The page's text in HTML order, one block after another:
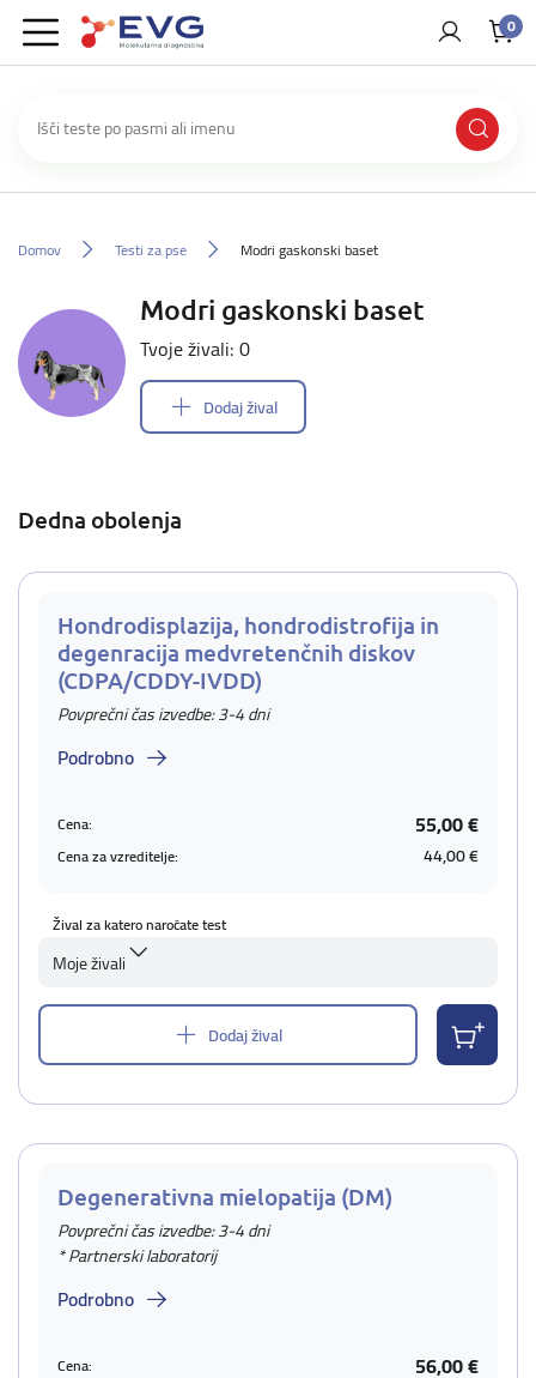
0
Domov Testi za pse Modri gaskonski baset
Modri gaskonski baset
Tvoje živali: 0
Dodaj žival
Dedna obolenja
Hondrodisplazija, hondrodistrofija in
degenracija medvretenčnih diskov
(CDPA/CDDY-IVDD)
Povprečni čas izvedbe: 3-4 dni
Podrobno
Cena: 55,00 €
Cena za vzreditelje: 44,00 €
Žival za katero naročate test
Moje živali
Dodaj žival
Degenerativna mielopatija (DM)
Povprečni čas izvedbe: 3-4 dni
* Partnerski laboratorij
Podrobno
Cena: 56,00 €